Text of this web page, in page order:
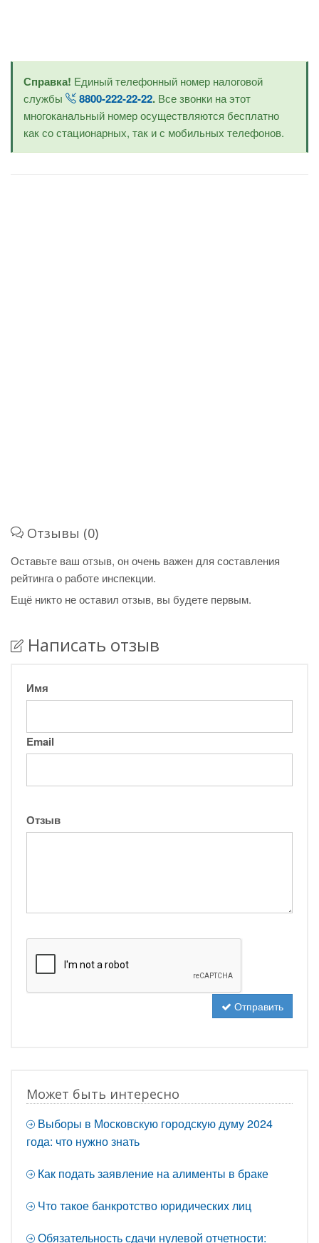
Справка! Единый телефонный номер налоговой
службы
8800-222-22-22. Все звонки на этот
многоканальный номер осуществляются бесплатно
как со стационарных, так и с мобильных телефонов.
Отзывы (0)
Оставьте ваш отзыв, он очень важен для составления
рейтинга о работе инспекции.
Ещё никто не оставил отзыв, вы будете первым.
Написать отзыв
Имя
Email
Отзыв
Отправить
Может быть интересно
Выборы в Московскую городскую думу 2024
года: что нужно знать
Как подать заявление на алименты в браке
Что такое банкротство юридических лиц
Обязательность сдачи нулевой отчетности: